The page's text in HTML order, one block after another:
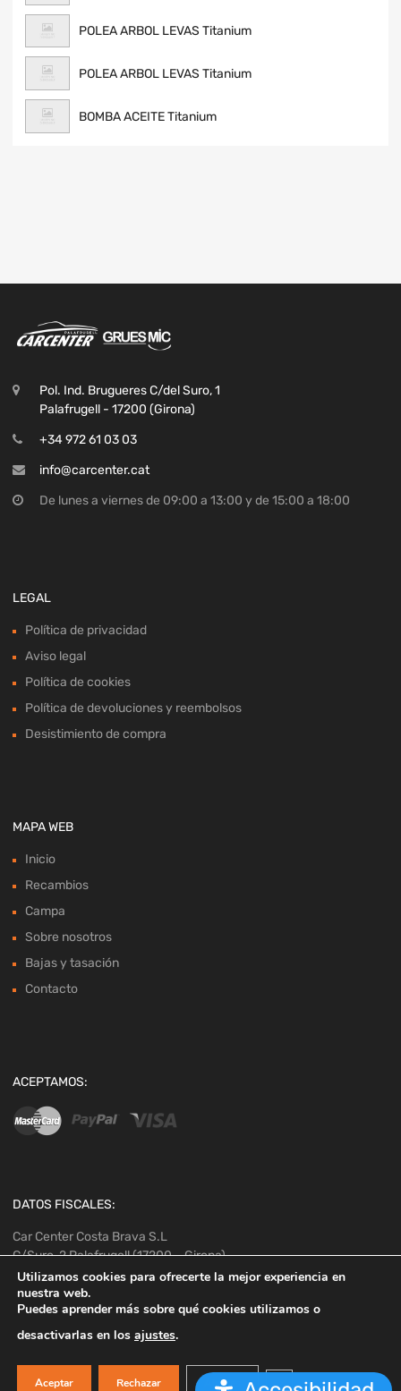
POLEA ARBOL LEVAS Titanium
POLEA ARBOL LEVAS Titanium
BOMBA ACEITE Titanium
Pol. Ind. Brugueres C/del Suro, 1
Palafrugell - 17200 (Girona)
+34 972 61 03 03
info@carcenter.cat
De lunes a viernes de 09:00 a 13:00 y de 15:00 a 18:00
LEGAL
Política de privacidad
Aviso legal
Política de cookies
Política de devoluciones y reembolsos
Desistimiento de compra
MAPA WEB
Inicio
Recambios
Campa
Sobre nosotros
Bajas y tasación
Contacto
ACEPTAMOS:
DATOS FISCALES:
Car Center Costa Brava S.L
C/Suro, 2 Palafrugell (17200 – Girona)
CIF/NIF B55024285
Copyright ©
Utilizamos cookies para ofrecerte la mejor experiencia en
nuestra web.
Puedes aprender más sobre qué cookies utilizamos o
desactivarlas en los ajustes.
Aceptar Rechazar Ajustes Cerrar el banner de
!Escríbenos!